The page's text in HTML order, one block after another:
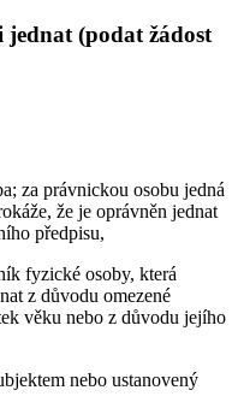
jednat (podat žádost
za právnickou osobu jedná
že je oprávněn jednat
předpisu,
fyzické osoby, která
z důvodu omezené
věku nebo z důvodu jejího
nebo ustanovený